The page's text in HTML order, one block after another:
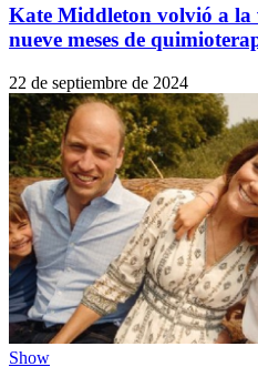
Kate Middleton volvió a
nueve meses de
22 de septiembre de 2024
Show